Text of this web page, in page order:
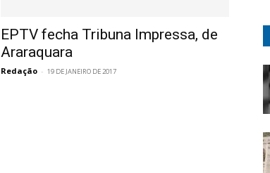
EPTV fecha Tribuna Impressa, de
Araraquara
Redação - 19 DE JANEIRO DE 2017